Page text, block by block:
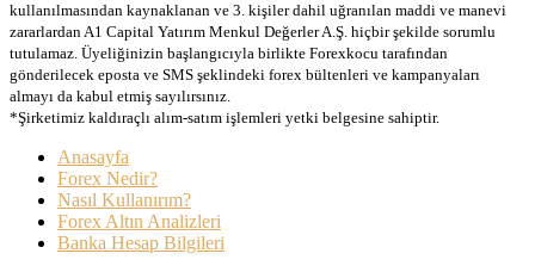
kullanılmasından kaynaklanan ve 3. kişiler dahil uğranılan maddi ve manevi
zararlardan A1 Capital Yatırım Menkul Değerler A.Ş. hiçbir şekilde sorumlu
tutulamaz. Üyeliğinizin başlangıcıyla birlikte Forexkocu tarafından
gönderilecek eposta ve SMS şeklindeki forex bültenleri ve kampanyaları
almayı da kabul etmiş sayılırsınız.
*Şirketimiz kaldıraçlı alım-satım işlemleri yetki belgesine sahiptir.
Anasayfa
Forex Nedir?
Nasıl Kullanırım?
Forex Altın Analizleri
Banka Hesap Bilgileri